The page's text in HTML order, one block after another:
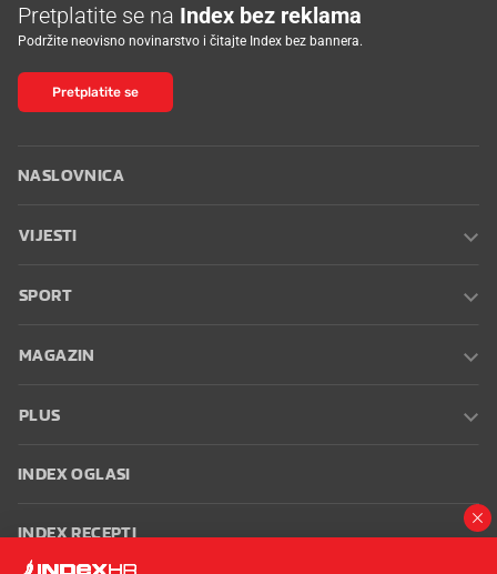
Pretplatite se na Index bez reklama
Podržite neovisno novinarstvo i čitajte Index bez bannera.
Pretplatite se
NASLOVNICA
VIJESTI
SPORT
MAGAZIN
PLUS
INDEX OGLASI
INDEX RECEPTI